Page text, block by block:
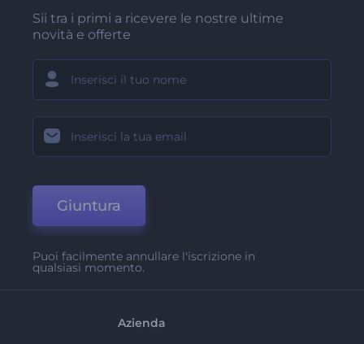
Sii tra i primi a ricevere le nostre ultime
novità e offerte
Giuntura
Puoi facilmente annullare l'iscrizione in
qualsiasi momento.
Azienda